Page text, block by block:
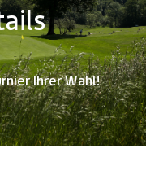
Ihrer Wahl!